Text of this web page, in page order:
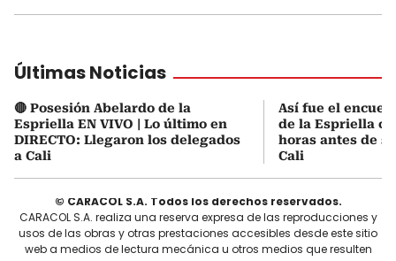
Últimas Noticias
🔴 Posesión Abelardo de la
Espriella EN VIVO | Lo último en
DIRECTO: Llegaron los delegados
a Cali
Así fue el
de la Espriella
horas antes de
Cali
© CARACOL S.A. Todos los derechos reservados.
CARACOL S.A. realiza una reserva expresa de las reproducciones y
usos de las obras y otras prestaciones accesibles desde este sitio
web a medios de lectura mecánica u otros medios que resulten